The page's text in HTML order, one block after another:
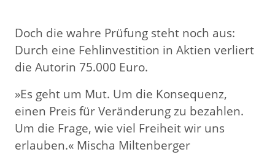
Doch die wahre Prüfung steht noch aus:
Durch eine Fehlinvestition in Aktien verliert
die Autorin 75.000 Euro.
»Es geht um Mut. Um die Konsequenz,
einen Preis für Veränderung zu bezahlen.
Um die Frage, wie viel Freiheit wir uns
erlauben.« Mischa Miltenberger